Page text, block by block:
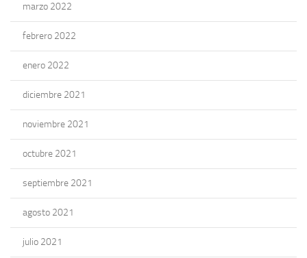
marzo 2022
febrero 2022
enero 2022
diciembre 2021
noviembre 2021
octubre 2021
septiembre 2021
agosto 2021
julio 2021